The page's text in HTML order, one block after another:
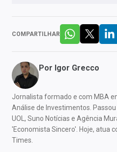
COMPARTILHAR
Por Igor Grecco
Jornalista formado e com MBA
Análise de Investimentos.
UOL, Suno Notícias e Agência
'Economista Sincero'. Hoje, atua
Times.